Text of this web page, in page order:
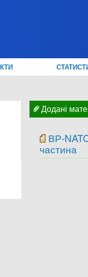
Додані
ВР-
частина